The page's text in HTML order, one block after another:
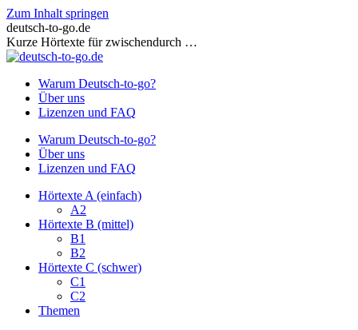
Zum Inhalt springen
deutsch-to-go.de
Kurze Hörtexte für zwischendurch …
Warum Deutsch-to-go?
Über uns
Lizenzen und FAQ
Warum Deutsch-to-go?
Über uns
Lizenzen und FAQ
Hörtexte A (einfach)
A2
Hörtexte B (mittel)
B1
B2
Hörtexte C (schwer)
C1
C2
Themen